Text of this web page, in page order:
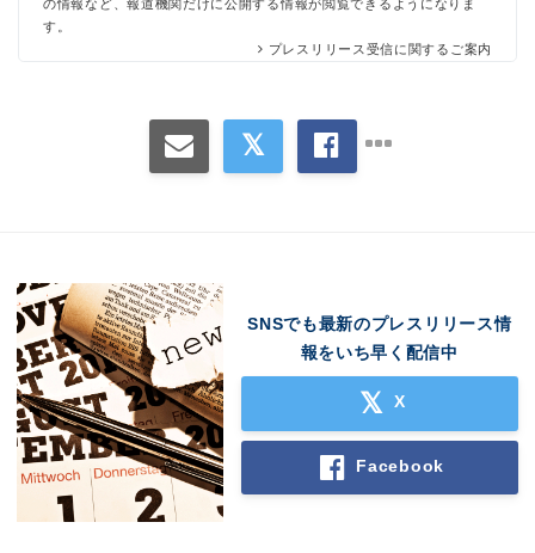
の情報など、報道機関だけに公開する情報が閲覧できるようになりま
す。
プレスリリース受信に関するご案内
SNSでも最新のプレスリリース情
報をいち早く配信中
X
Facebook